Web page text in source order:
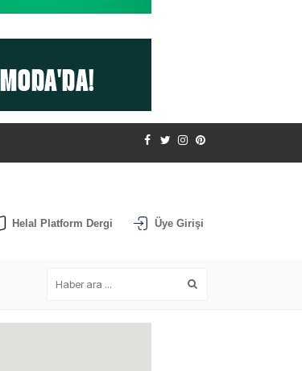
Helal Platform Dergi Üye Girişi